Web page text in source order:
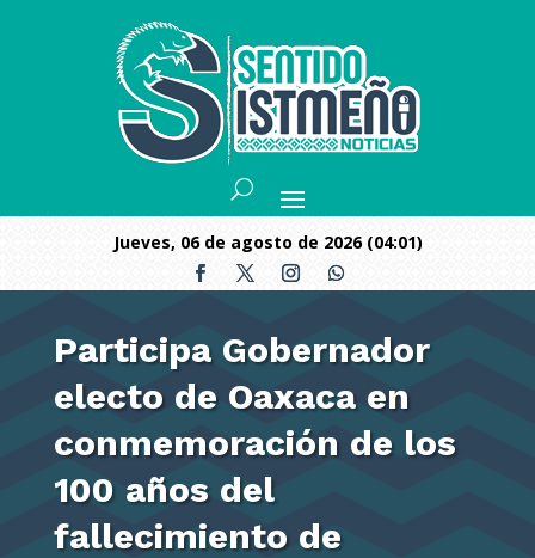
jueves, 06 de agosto de 2026 (04:01)
Participa Gobernador
electo de Oaxaca en
conmemoración de los
100 años del
fallecimiento de